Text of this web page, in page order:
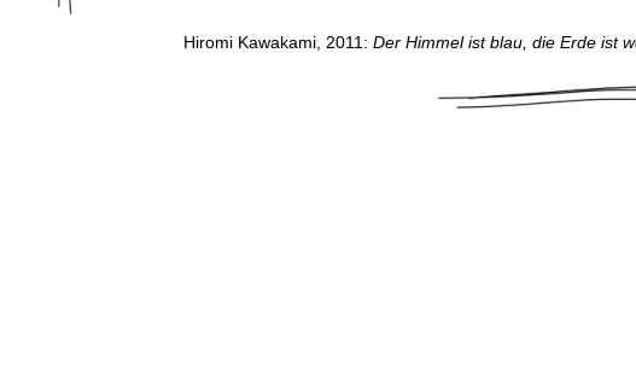
Hiromi Kawakami, 2011: Der Himmel ist blau, die Erde ist